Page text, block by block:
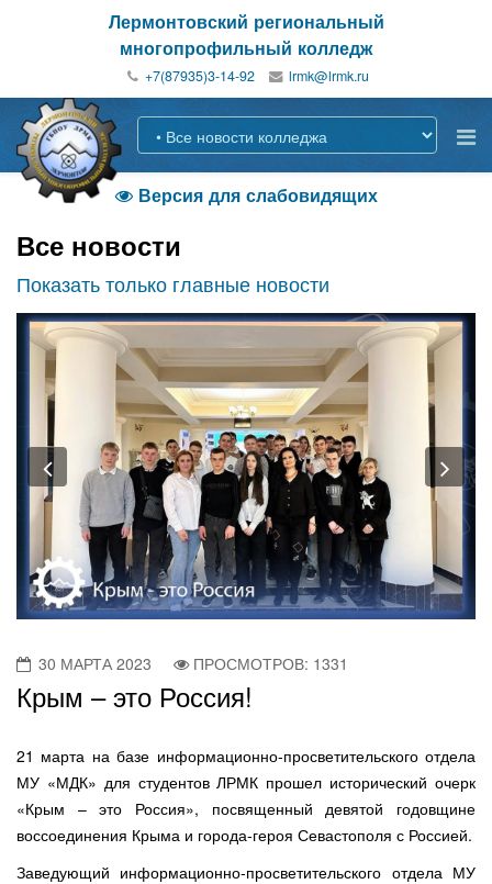
Лермонтовский региональный
многопрофильный колледж
+7(87935)3-14-92
Версия для слабовидящих
Все новости
Показать только главные новости
Previous
30 МАРТА 2023 ПРОСМОТРОВ: 1331
Крым – это Россия!
21 марта на базе информационно-просветительского отдела
МУ «МДК» для студентов ЛРМК прошел исторический очерк
«Крым – это Россия», посвященный девятой годовщине
воссоединения Крыма и города-героя Севастополя с Россией.
Заведующий информационно-просветительского отдела МУ